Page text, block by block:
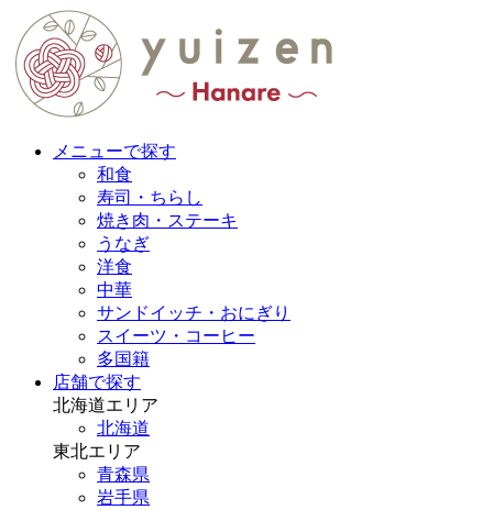
メニューで探す
和食
寿司・ちらし
焼き肉・ステーキ
うなぎ
洋食
中華
サンドイッチ・おにぎり
スイーツ・コーヒー
多国籍
店舗で探す
北海道エリア
北海道
東北エリア
青森県
岩手県